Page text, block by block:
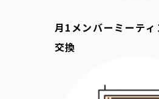
月1メンバーミーテ
交換